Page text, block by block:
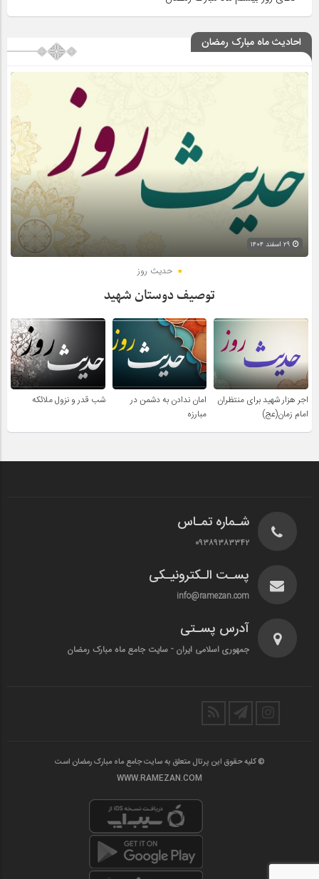
احادیث ماه مبارک رمضان
حدیث روز
توصیف دوستان شهید
اجر هزار شهید برای منتظران
امام زمان(عج)
امان ندادن به دشمن در
مبارزه
شب قدر و نزول ملائکه
شـماره تمـاس
۰۹۳۸۹۳۸۳۳۴۲
پسـت الـکترونیـکی
info@ramezan.com
آدرس پسـتی
جمهوری اسلامی ایران - سایت جامع ماه مبارک رمضان
© کلیه حقوق این پرتال متعلق به سایت جامع ماه مبارک رمضان است
WWW.RAMEZAN.COM